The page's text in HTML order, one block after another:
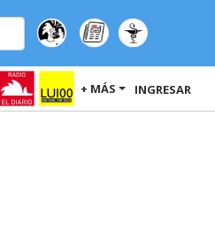
+ MÁS INGRESAR